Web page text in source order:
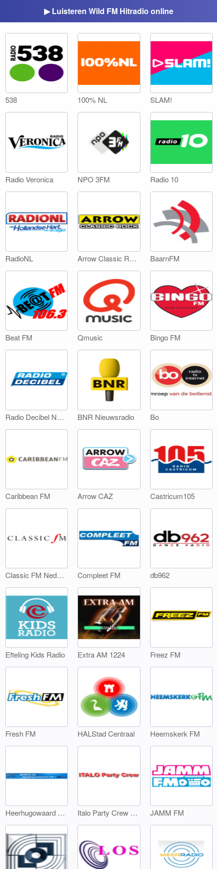
▶ Luisteren Wild FM Hitradio online
538 100% NL SLAM!
Radio Veronica NPO 3FM Radio 10
RadioNL Arrow Classic Rock BaarnFM
Beat FM Qmusic Bingo FM
Radio Decibel Noord-Holland BNR Nieuwsradio Bo
Caribbean FM Arrow CAZ Castricum105
Classic FM Nederland Compleet FM db962
Efteling Kids Radio Extra AM 1224 Freez FM
Fresh FM HALStad Centraal Heemskerk FM
Heerhugowaard A Life Italo Party Crew FM JAMM FM